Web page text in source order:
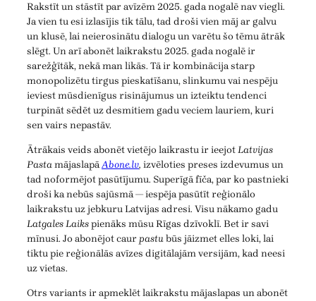
Rakstīt un stāstīt par avīzēm 2025. gada nogalē nav viegli.
Ja vien tu esi izlasījis tik tālu, tad droši vien māj ar galvu
un klusē, lai neierosinātu dialogu un varētu šo tēmu ātrāk
slēgt. Un arī abonēt laikrakstu 2025. gada nogalē ir
sarežģītāk, nekā man likās. Tā ir kombinācija starp
monopolizētu tirgus pieskatīšanu, slinkumu vai nespēju
ieviest mūsdienīgus risinājumus un izteiktu tendenci
turpināt sēdēt uz desmitiem gadu veciem lauriem, kuri
sen vairs nepastāv.
Ātrākais veids abonēt vietējo laikrastu ir ieejotLatvijas
PastamājaslapāAbone.lv, izvēloties preses izdevumus un
tad noformējot pasūtījumu. Superīgā fīča, par ko pastnieki
droši ka nebūs sajūsmā — iespēja pasūtīt reģionālo
laikrakstu uz jebkuru Latvijas adresi. Visu nākamo gadu
Latgales Laikspienāks mūsu Rīgas dzīvoklī. Bet ir savi
mīnusi. Jo abonējot caurpastubūs jāizmet elles loki, lai
tiktu pie reģionālās avīzes digitālajām versijām, kad neesi
uz vietas.
Otrs variants ir apmeklēt laikrakstu mājaslapas un abonēt